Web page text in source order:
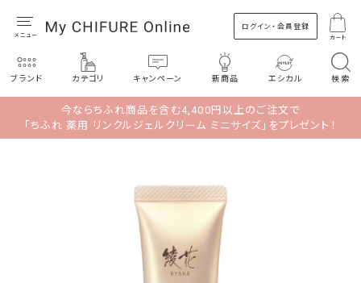
ログイン・会員登録
カート
ブランド カテゴリ キャンペーン 新商品 エシカル 検索
今ならちふれ商品を含む4,400円以上のご注文で
「ちふれ 薬用 リンクルジェルクリーム ミニサイズ」をプレゼント！